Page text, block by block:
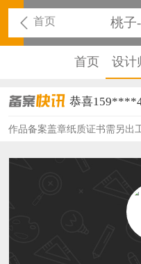
首页 桃子
首页 设计
恭喜
恭喜
恭喜
恭喜
恭喜
恭喜
作品备案盖章纸质证书需另出